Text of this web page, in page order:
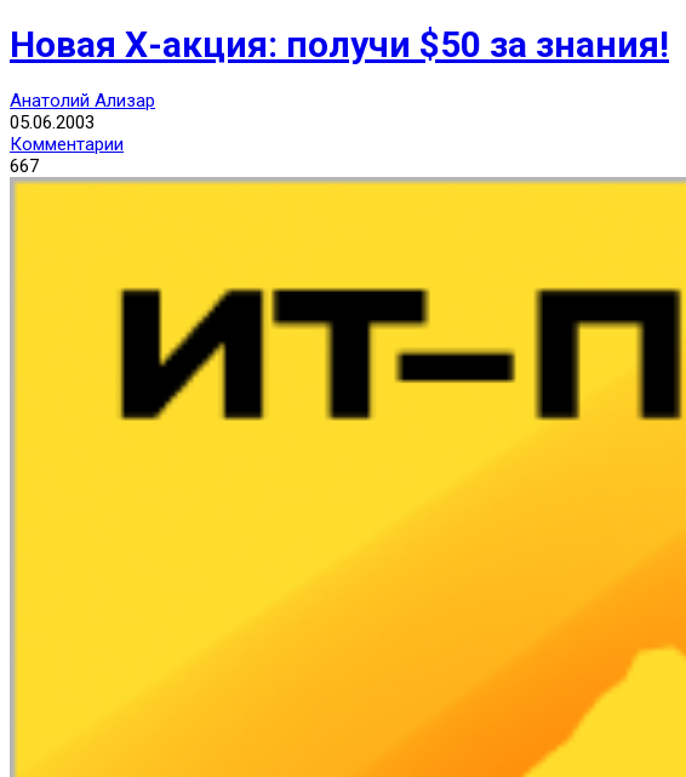
Новая Х-акция: получи $50 за знания!
Анатолий Ализар
05.06.2003
Комментарии
667